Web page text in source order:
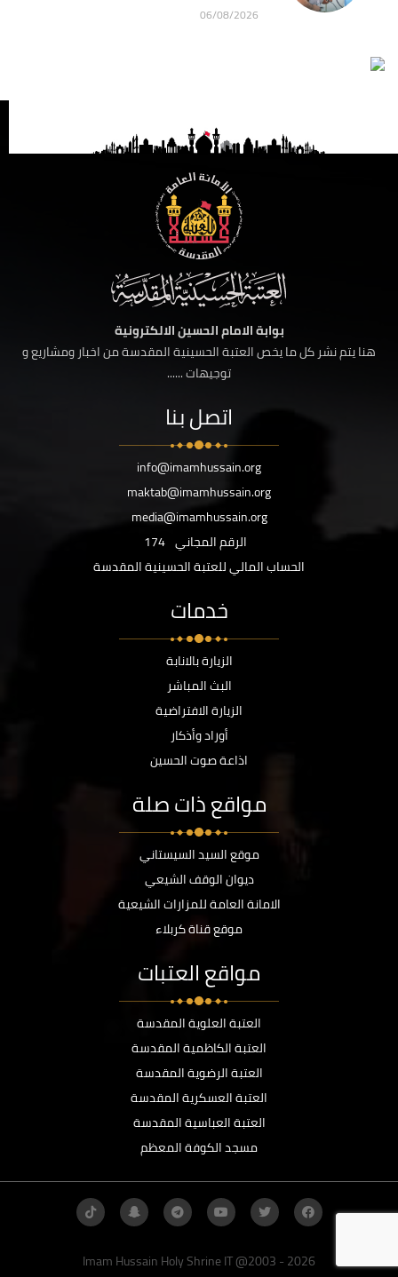
06/08/2026
بوابة الامام الحسين الالكترونية
هنا يتم نشر كل ما يخص العتبة الحسينية المقدسة من اخبار ومشاريع و
توجيهات ......
اتصل بنا
info@imamhussain.org
maktab@imamhussain.org
media@imamhussain.org
الرقم المجاني 174
الحساب المالي للعتبة الحسينية المقدسة
خدمات
الزيارة بالانابة
البث المباشر
الزيارة الافتراضية
أوراد وأذكار
اذاعة صوت الحسين
مواقع ذات صلة
موقع السيد السيستاني
ديوان الوقف الشيعي
الامانة العامة للمزارات الشيعية
موقع قناة كربلاء
مواقع العتبات
العتبة العلوية المقدسة
العتبة الكاظمية المقدسة
العتبة الرضوية المقدسة
العتبة العسكرية المقدسة
العتبة العباسية المقدسة
مسجد الكوفة المعظم
Imam Hussain Holy Shrine IT @2003 - 2026